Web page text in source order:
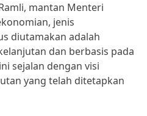
mantan Menteri
jenis
diutamakan adalah
dan berbasis pada
sejalan dengan visi
yang telah ditetapkan